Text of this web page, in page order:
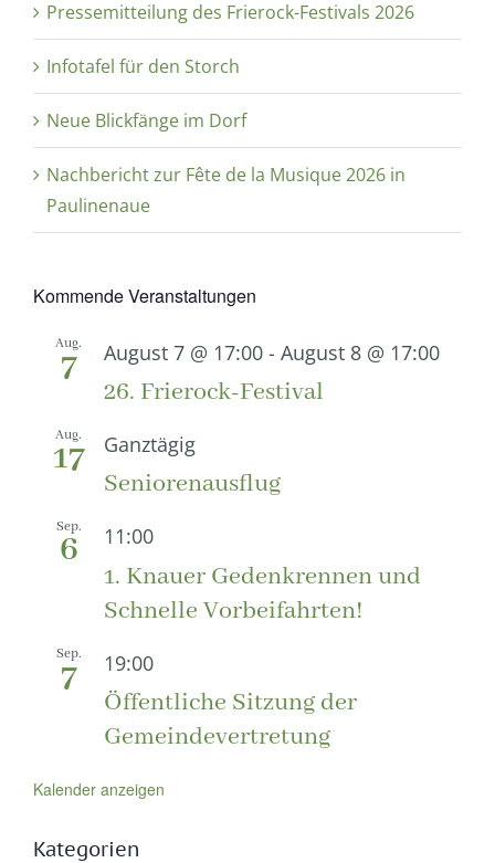
Pressemitteilung des Frierock-Festivals 2026
Infotafel für den Storch
Neue Blickfänge im Dorf
Nachbericht zur Fête de la Musique 2026 in
Paulinenaue
Kommende Veranstaltungen
Aug.
7 August 7 @ 17:00 - August 8 @ 17:00
26. Frierock-Festival
Aug.
17 Ganztägig
Seniorenausflug
Sep.
6 11:00
1. Knauer Gedenkrennen und
Schnelle Vorbeifahrten!
Sep.
7 19:00
Öffentliche Sitzung der
Gemeindevertretung
Kalender anzeigen
Kategorien